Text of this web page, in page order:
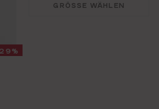
GRÖSSE WÄHLEN